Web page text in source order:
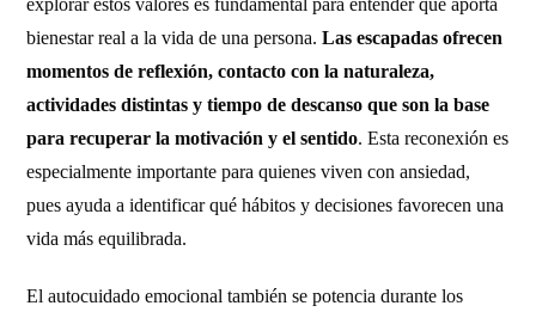
explorar estos valores es fundamental para entender qué aporta
bienestar real a la vida de una persona.Las escapadas ofrecen
momentos de reflexión, contacto con la naturaleza,
actividades distintas y tiempo de descanso que son la base
para recuperar la motivación y el sentido. Esta reconexión es
especialmente importante para quienes viven con ansiedad,
pues ayuda a identificar qué hábitos y decisiones favorecen una
vida más equilibrada.
El autocuidado emocional también se potencia durante los